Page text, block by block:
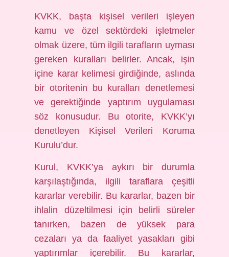
KVKK, başta kişisel verileri işleyen
kamu ve özel sektördeki işletmeler
olmak üzere, tüm ilgili tarafların uyması
gereken kuralları belirler. Ancak, işin
içine karar kelimesi girdiğinde, aslında
bir otoritenin bu kuralları denetlemesi
ve gerektiğinde yaptırım uygulaması
söz konusudur. Bu otorite, KVKK’yı
denetleyen Kişisel Verileri Koruma
Kurulu’dur.
Kurul, KVKK’ya aykırı bir durumla
karşılaştığında, ilgili taraflara çeşitli
kararlar verebilir. Bu kararlar, bazen bir
ihlalin düzeltilmesi için belirli süreler
tanırken, bazen de yüksek para
cezaları ya da faaliyet yasakları gibi
yaptırımlar içerebilir. Bu kararlar,